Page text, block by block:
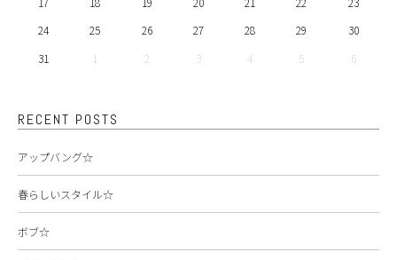
24
25 26 27 28 29
30
31
1 2 3 4 5 6
RECENT POSTS
アップバング☆
春らしいスタイル☆
ボブ☆